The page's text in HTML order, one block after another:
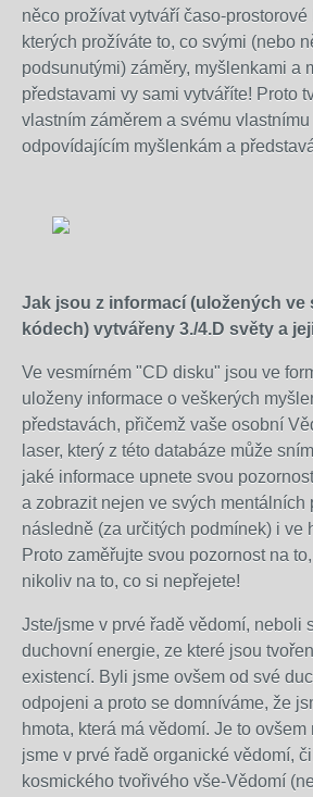
něco prožívat vytváří časo-prostorové
kterých prožíváte to, co svými (nebo
podsunutými) záměry, myšlenkami a
představami vy sami vytváříte! Proto
vlastním záměrem a svému vlastnímu
odpovídajícím myšlenkám a
Jak jsou z informací (uložených ve
kódech) vytvářeny 3./4.D světy a
Ve vesmírném "CD disku" jsou ve
uloženy informace o veškerých
představách, přičemž vaše osobní
laser, který z této databáze může
jaké informace upnete svou
a zobrazit nejen ve svých mentálních
následně (za určitých podmínek) i ve
Proto zaměřujte svou pozornost na
nikoliv na to, co si nepřejete!
Jste/jsme v prvé řadě vědomí, neboli
duchovní energie, ze které jsou
existencí. Byli jsme ovšem od své
odpojeni a proto se domníváme, že
hmota, která má vědomí. Je to ovšem
jsme v prvé řadě organické vědomí,
kosmického tvořivého vše-Vědomí